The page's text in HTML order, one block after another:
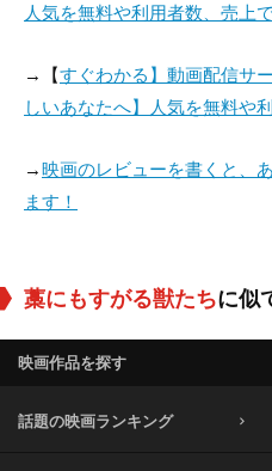
人気を無料や利用者数、売上
→【すぐわかる】動画配信サ
しいあなたへ】人気を無料や
→映画のレビューを書くと、
ます！
藁にもすがる獣たちに似
映画作品を探す
話題の映画ランキング